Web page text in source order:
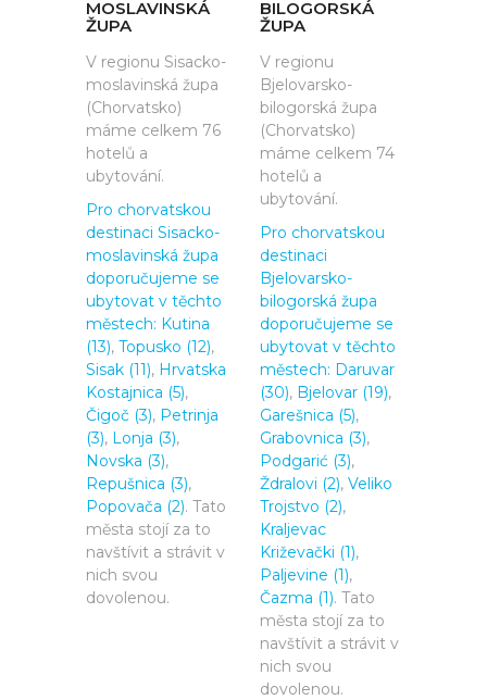
MOSLAVINSKÁ
ŽUPA
V regionu Sisacko-
moslavinská župa
(Chorvatsko)
máme celkem 76
hotelů a
ubytování.
Pro chorvatskou
destinaci Sisacko-
moslavinská župa
doporučujeme se
ubytovat v těchto
městech: Kutina
(13), Topusko (12),
Sisak (11), Hrvatska
Kostajnica (5),
Čigoč (3), Petrinja
(3), Lonja (3),
Novska (3),
Repušnica (3),
Popovača (2). Tato
města stojí za to
navštívit a strávit v
nich svou
dovolenou.
BILOGORSKÁ
ŽUPA
V regionu
Bjelovarsko-
bilogorská župa
(Chorvatsko)
máme celkem 74
hotelů a
ubytování.
Pro chorvatskou
destinaci
Bjelovarsko-
bilogorská župa
doporučujeme se
ubytovat v těchto
městech: Daruvar
(30), Bjelovar (19),
Garešnica (5),
Grabovnica (3),
Podgarić (3),
Ždralovi (2), Veliko
Trojstvo (2),
Kraljevac
Križevački (1),
Paljevine (1),
Čazma (1). Tato
města stojí za to
navštívit a strávit v
nich svou
dovolenou.